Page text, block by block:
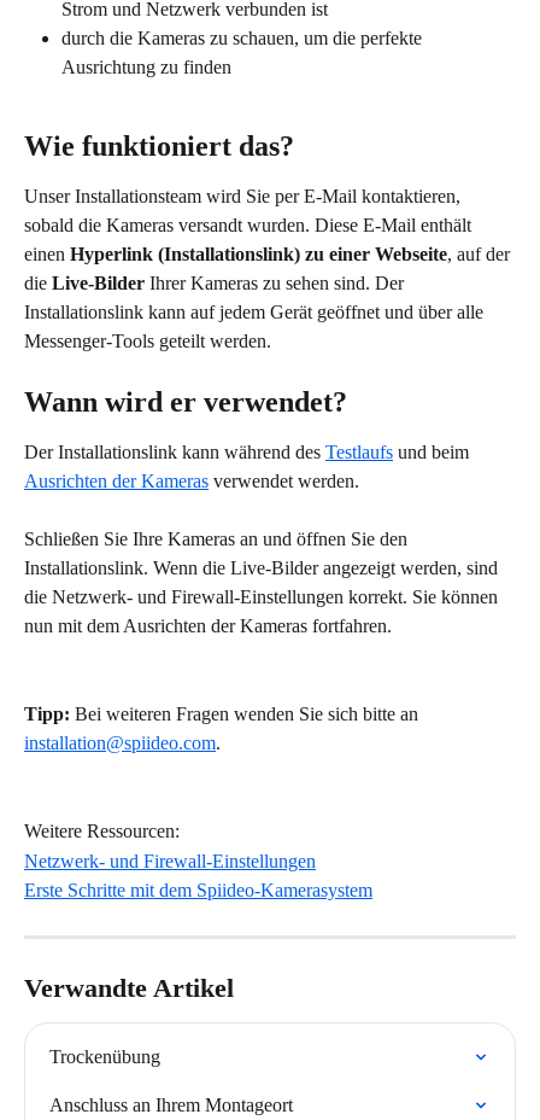
Strom und Netzwerk verbunden ist
durch die Kameras zu schauen, um die perfekte
Ausrichtung zu finden
Wie funktioniert das?
Unser Installationsteam wird Sie per E-Mail kontaktieren,
sobald die Kameras versandt wurden. Diese E-Mail enthält
einen Hyperlink (Installationslink) zu einer Webseite, auf der
die Live-Bilder Ihrer Kameras zu sehen sind. Der
Installationslink kann auf jedem Gerät geöffnet und über alle
Messenger-Tools geteilt werden.
Wann wird er verwendet?
Der Installationslink kann während des Testlaufs und beim
Ausrichten der Kameras verwendet werden.
Schließen Sie Ihre Kameras an und öffnen Sie den
Installationslink. Wenn die Live-Bilder angezeigt werden, sind
die Netzwerk- und Firewall-Einstellungen korrekt. Sie können
nun mit dem Ausrichten der Kameras fortfahren.
Tipp: Bei weiteren Fragen wenden Sie sich bitte an
installation@spiideo.com.
Weitere Ressourcen:
Netzwerk- und Firewall-Einstellungen
Erste Schritte mit dem Spiideo-Kamerasystem
Verwandte Artikel
Trockenübung
Anschluss an Ihrem Montageort